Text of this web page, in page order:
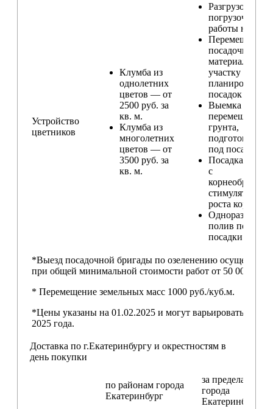
Устройство
цветников
Клумба из
однолетних
цветов — от
2500 руб. за
кв. м.
Клумба из
многолетних
цветов — от
3500 руб. за
кв. м.
Разгрузо-
погрузочные
работы на
Перемещение
посадочного
материала по
участку и
планирование
посадок
Выемка и
перемещение
грунта,
подготовка
под посадку
Посадка
с
стимулятором
роста корней
Одноразовый
полив после
посадки
*Выезд посадочной бригады по озеленению
при общей минимальной стоимости работ от 50 000,00
* Перемещение земельных масс 1000 руб./куб.м.
*Цены указаны на 01.02.2025 и могут варьироваться
2025 года.
Доставка по г.Екатеринбургу и окрестностям в
день покупки
по районам города
Екатеринбург
за пределами
города
Екатеринбург